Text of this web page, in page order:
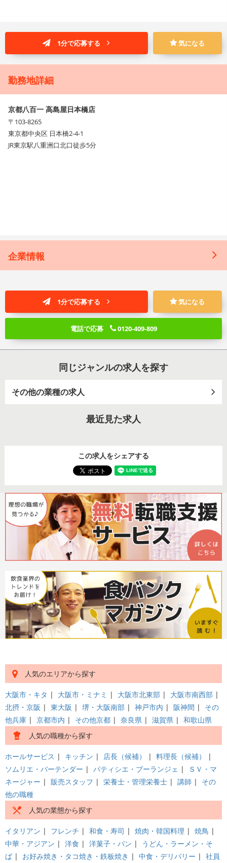
1分で応募する 気になる
勤務地詳細
京都八百一 高島屋日本橋店
〒103-8265
東京都中央区 日本橋2-4-1
JR東京駅八重洲口北口徒歩5分
企業情報
1分で応募する 気になる
電話で応募 0120-409-809
同じジャンルの求人を探す
その他の業種の求人
最近見た求人
この求人をシェアする
人気のエリアから探す
大阪市・キタ | 大阪市・ミナミ | 大阪市北東部 | 大阪市南西部 |
北摂・京阪 | 東大阪 | 堺・大阪南部 | 神戸市内 | 阪神間 | その
他兵庫 | 京都市内 | その他京都 | 奈良県 | 滋賀県 | 和歌山県
人気の職種から探す
ホールサービス | キッチン | 店長（候補） | 料理長（候補）
|
ソムリエ・バーテンダー | パティシエ・ブーランジェ |
ＳＶ・マ
ネージャー | 販売スタッフ | 栄養士・管理栄養士 | 講師 | その
他の職種
人気の業態から探す
イタリアン | フレンチ | 和食・寿司 | 焼肉・韓国料理 | 焼鳥 |
中華・アジアン | 洋食 | 洋菓子・パン |
うどん・ラーメン・そ
ば | お好み焼き・タコ焼き・鉄板焼き | 中食・デリバリー | 社員